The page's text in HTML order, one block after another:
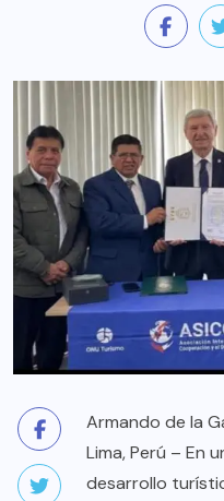
Armando de la
Lima, Perú – En
desarrollo